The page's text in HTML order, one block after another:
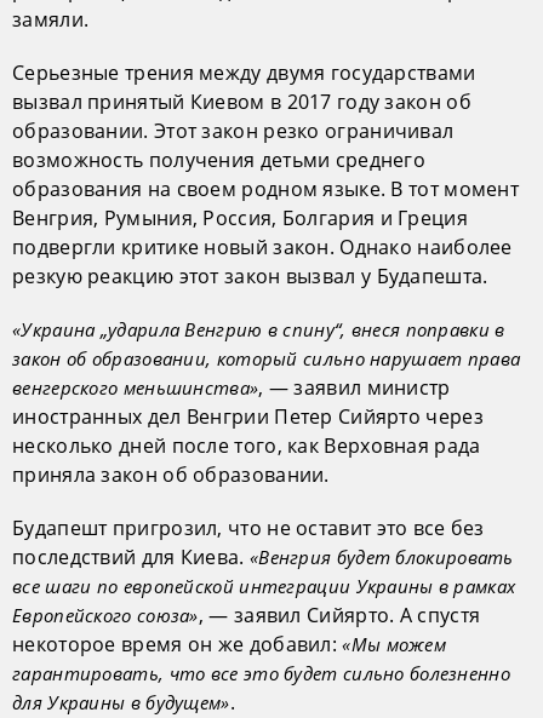
замяли.
Серьезные трения между двумя государствами
вызвал принятый Киевом в 2017 году закон об
образовании. Этот закон резко ограничивал
возможность получения детьми среднего
образования на своем родном языке. В тот момент
Венгрия, Румыния, Россия, Болгария и Греция
подвергли критике новый закон. Однако наиболее
резкую реакцию этот закон вызвал у Будапешта.
«Украина „ударила Венгрию в спину“, внеся поправки в
закон об образовании, который сильно нарушает права
венгерского меньшинства», — заявил министр
иностранных дел Венгрии Петер Сийярто через
несколько дней после того, как Верховная рада
приняла закон об образовании.
Будапешт пригрозил, что не оставит это все без
последствий для Киева. «Венгрия будет блокировать
все шаги по европейской интеграции Украины в рамках
Европейского союза», — заявил Сийярто. А спустя
некоторое время он же добавил:«Мы можем
гарантировать, что все это будет сильно болезненно
для Украины в будущем».